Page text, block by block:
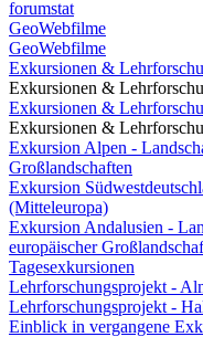
forumstat
GeoWebfilme
GeoWebfilme
Exkursionen &
Exkursionen &
Exkursionen &
Exkursionen &
Exkursion Alpen -
Großlandschaften
Exkursion
(Mitteleuropa)
Exkursion Andalusien -
europäischer
Tagesexkursionen
Lehrforschungsprojekt -
Lehrforschungsprojekt -
Einblick in vergangene